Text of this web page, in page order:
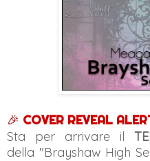
🎉 COVER REVEAL
Sta per arrivare il
della "Brayshaw High